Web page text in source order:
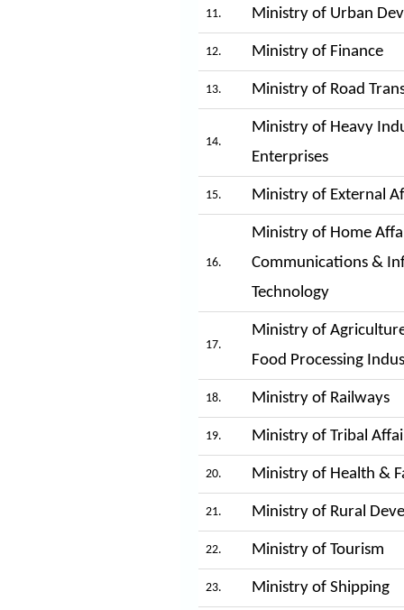
11. Ministry of Urban
12. Ministry of Finance
13. Ministry of Road
14.
Ministry of Heavy
Enterprises
15. Ministry of External
16.
Ministry of Home
Communications &
Technology
17.
Ministry of
Food Processing
18. Ministry of Railways
19. Ministry of Tribal
20. Ministry of Health &
21. Ministry of Rural
22. Ministry of Tourism
23. Ministry of Shipping